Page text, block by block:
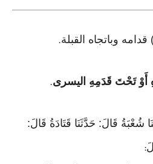
وباتجاه القبلة.
أَوْ تَحْتَ قَدَمِهِ اليسرى.
شُعْبَةُ قَالَ: حَدَّثَنَا قَتَادَةُ قَالَ:
: